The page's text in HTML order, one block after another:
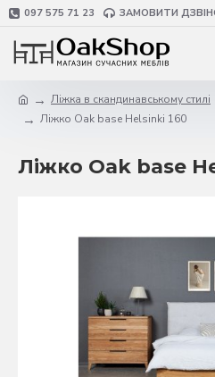
097 575 71 23 ЗАМОВИТИ
Ліжка в скандинавському стилі
Ліжко Oak base Helsinki 160
Ліжко Oak base